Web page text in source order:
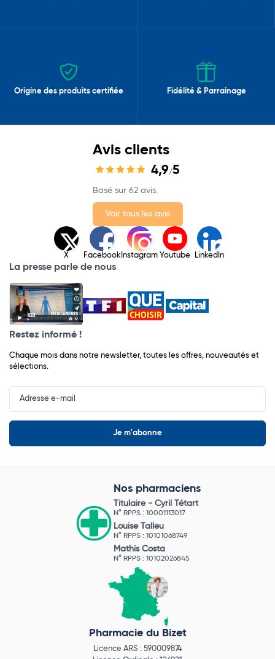
Origine des produits certifiée Fidélité & Parrainage
Avis clients
4,9/5
Basé sur 62 avis.
Voir tous les avis
X Facebook Instagram Youtube LinkedIn
La presse parle de nous
Restez informé !
Chaque mois dans notre newsletter, toutes les offres, nouveautés et
sélections.
Input
Newsletter
Nos pharmaciens
Titulaire - Cyril Tétart
N° RPPS : 10001113017
Louise Talleu
N° RPPS : 10101068749
Mathis Costa
N° RPPS : 10102026845
Pharmacie du Bizet
Licence ARS : 590009874